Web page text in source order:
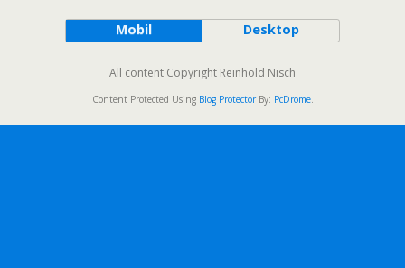
Mobil Desktop
All content Copyright Reinhold Nisch
Content Protected Using Blog ProtectorBy: PcDrome.